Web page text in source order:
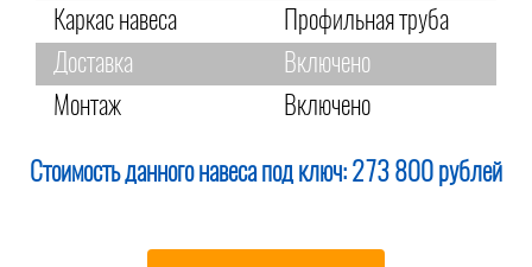
Каркас навеса
Профильная труба
Доставка
Включено
Монтаж
Включено
Стоимость данного навеса под ключ: 273 800 рублей